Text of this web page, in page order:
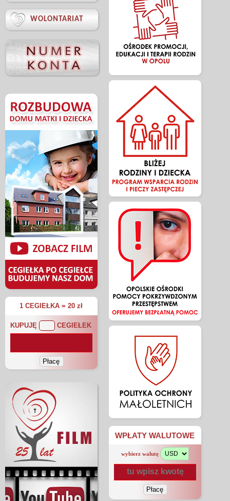
 WOLONTARIAT
1 CEGIEŁKA = 20 zł
KUPUJĘ CEGIEŁEK
WPŁATY WALUTOWE
wybierz walutę